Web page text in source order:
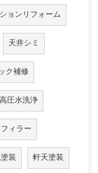
ョンリフォーム
天井シミ
ク補修
高圧水洗浄
フィラー
装 軒天塗装